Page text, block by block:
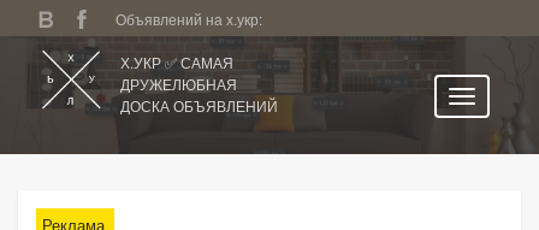
Объявлений на х.укр:
Х.УКР ✅ САМАЯ
ДРУЖЕЛЮБНАЯ
ДОСКА ОБЪЯВЛЕНИЙ
Все регионы
Реклама